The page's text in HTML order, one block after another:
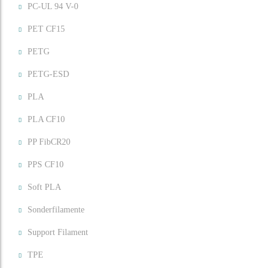
PC-UL 94 V-0
PET CF15
PETG
PETG-ESD
PLA
PLA CF10
PP FibCR20
PPS CF10
Soft PLA
Sonderfilamente
Support Filament
TPE